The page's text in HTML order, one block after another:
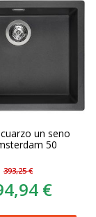
un seno
50
393,25 €
€